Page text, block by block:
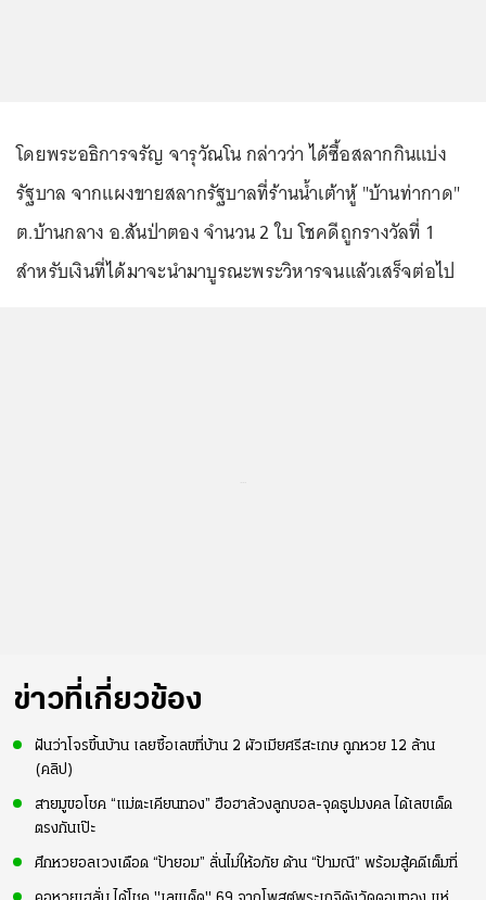
โดยพระอธิการจรัญ จารุวัณโน กล่าวว่า ได้ซื้อสลากกินแบ่ง
รัฐบาล จากแผงขายสลากรัฐบาลที่ร้านน้ำเต้าหู้ "บ้านท่ากาด"
ต.บ้านกลาง อ.สันป่าตอง จำนวน 2 ใบ โชคดีถูกรางวัลที่ 1
สำหรับเงินที่ได้มาจะนำมาบูรณะพระวิหารจนแล้วเสร็จต่อไป
ข่าวที่เกี่ยวข้อง
ฝันว่าโจรขึ้นบ้าน เลยซื้อเลขที่บ้าน 2 ผัวเมียศรีสะเกษ ถูกหวย 12 ล้าน
(คลิป)
สายมูขอโชค “แม่ตะเคียนทอง” ฮือฮาล้วงลูกบอล-จุดธูปมงคล ได้เลขเด็ด
ตรงกันเป๊ะ
ศึกหวยอลเวงเดือด “ป้ายอม” ลั่นไม่ให้อภัย ด้าน “ป้ามณี” พร้อมสู้คดีเต็มที่